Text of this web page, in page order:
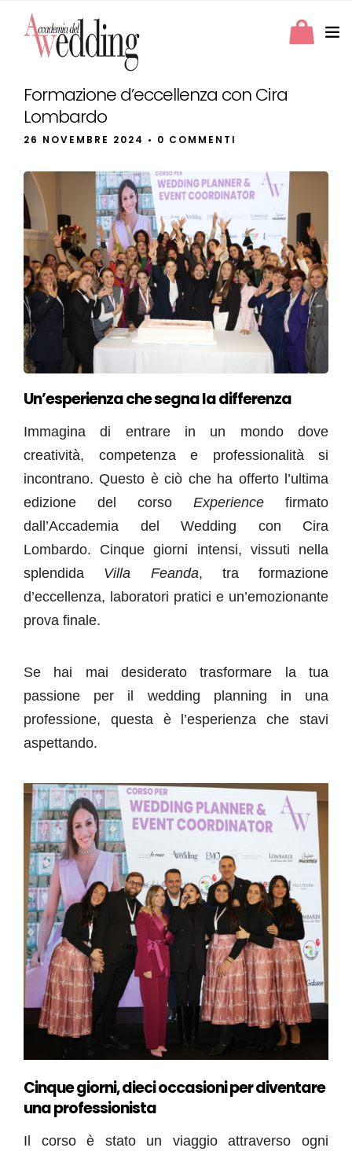
Formazione d’eccellenza con Cira
Lombardo
26 NOVEMBRE 2024 • 0 COMMENTI
Un’esperienza che segna la differenza
Immagina di entrare in un mondo dove
creatività, competenza e professionalità si
incontrano. Questo è ciò che ha offerto l’ultima
edizione del corso Experience firmato
dall’Accademia del Wedding con Cira
Lombardo. Cinque giorni intensi, vissuti nella
splendida Villa Feanda, tra formazione
d’eccellenza, laboratori pratici e un’emozionante
prova finale.
Se hai mai desiderato trasformare la tua
passione per il wedding planning in una
professione, questa è l’esperienza che stavi
aspettando.
Cinque giorni, dieci occasioni per diventare
una professionista
Il corso è stato un viaggio attraverso ogni